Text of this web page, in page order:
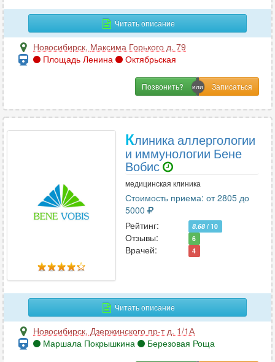
Читать описание
Новосибирск, Максима Горького д. 79
Площадь Ленина
Октябрьская
Позвонить?
Клиника аллергологии
и иммунологии Бене
Вобис
медицинская клиника
Стоимость приема: от 2805 до
5000
Рейтинг:
8.68 / 10
Отзывы: 6
Врачей: 4
Читать описание
Новосибирск, Дзержинского пр-т д. 1/1А
Маршала Покрышкина
Березовая Роща